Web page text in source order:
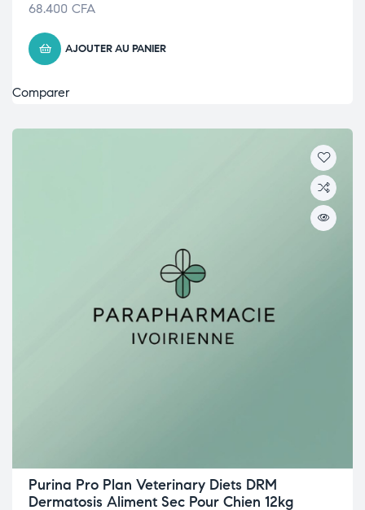
68.400 CFA
AJOUTER AU PANIER
Comparer
Purina Pro Plan Veterinary Diets DRM
Dermatosis Aliment Sec Pour Chien 12kg